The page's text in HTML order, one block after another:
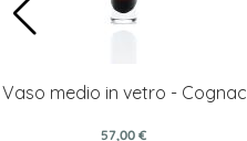
Vaso medio in vetro - Cognac
57,00 €